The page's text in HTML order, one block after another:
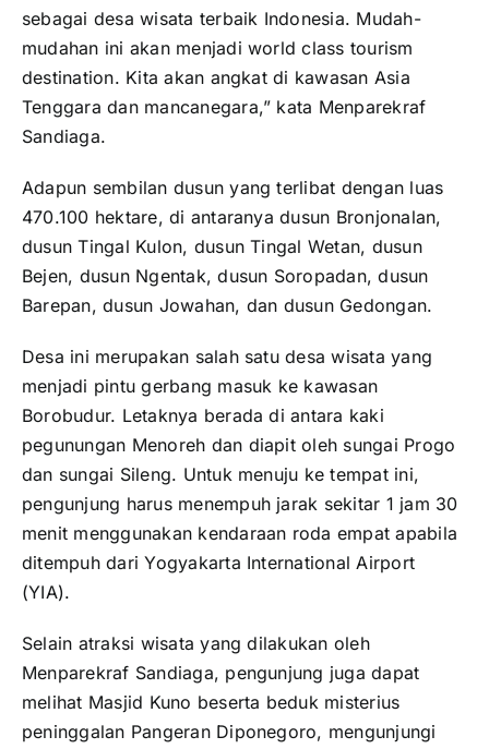
sebagai desa wisata terbaik Indonesia. Mudah-
mudahan ini akan menjadi world class tourism
destination. Kita akan angkat di kawasan Asia
Tenggara dan mancanegara,” kata Menparekraf
Sandiaga.
Adapun sembilan dusun yang terlibat dengan luas
470.100 hektare, di antaranya dusun Bronjonalan,
dusun Tingal Kulon, dusun Tingal Wetan, dusun
Bejen, dusun Ngentak, dusun Soropadan, dusun
Barepan, dusun Jowahan, dan dusun Gedongan.
Desa ini merupakan salah satu desa wisata yang
menjadi pintu gerbang masuk ke kawasan
Borobudur. Letaknya berada di antara kaki
pegunungan Menoreh dan diapit oleh sungai Progo
dan sungai Sileng. Untuk menuju ke tempat ini,
pengunjung harus menempuh jarak sekitar 1 jam 30
menit menggunakan kendaraan roda empat apabila
ditempuh dari Yogyakarta International Airport
(YIA).
Selain atraksi wisata yang dilakukan oleh
Menparekraf Sandiaga, pengunjung juga dapat
melihat Masjid Kuno beserta beduk misterius
peninggalan Pangeran Diponegoro, mengunjungi